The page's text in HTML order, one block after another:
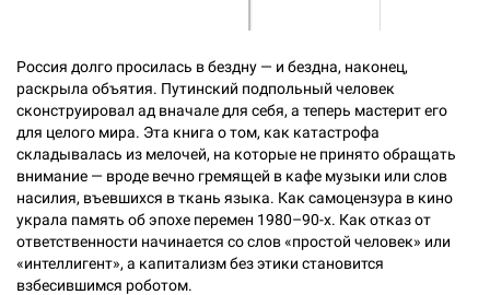
Россия долго просилась в бездну — и бездна, наконец,
раскрыла объятия. Путинский подпольный человек
сконструировал ад вначале для себя, а теперь мастерит его
для целого мира. Эта книга о том, как катастрофа
складывалась из мелочей, на которые не принято обращать
внимание — вроде вечно гремящей в кафе музыки или слов
насилия, въевшихся в ткань языка. Как самоцензура в кино
украла память об эпохе перемен 1980–90-х. Как отказ от
ответственности начинается со слов «простой человек» или
«интеллигент», а капитализм без этики становится
взбесившимся роботом.